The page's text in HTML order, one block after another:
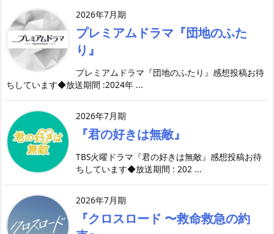
2026年7月期
プレミアムドラマ『団地のふた
り』
プレミアムドラマ『団地のふたり』感想投稿お待
ちしています◆放送期間 :2024年 ...
2026年7月期
『君の好きは無敵』
TBS火曜ドラマ『君の好きは無敵』感想投稿お待
ちしています◆放送期間 : 202 ...
2026年7月期
『クロスロード 〜救命救急の約